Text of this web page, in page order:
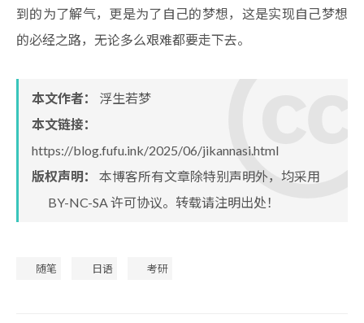
到的为了解气，更是为了自己的梦想，这是实现自己梦想
的必经之路，无论多么艰难都要走下去。
本文作者： 浮生若梦
本文链接：
https://blog.fufu.ink/2025/06/jikannasi.html
版权声明： 本博客所有文章除特别声明外，均采用
BY-NC-SA许可协议。转载请注明出处！
随笔 日语 考研